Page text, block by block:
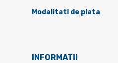
Modalitati de plata
INFORMATII